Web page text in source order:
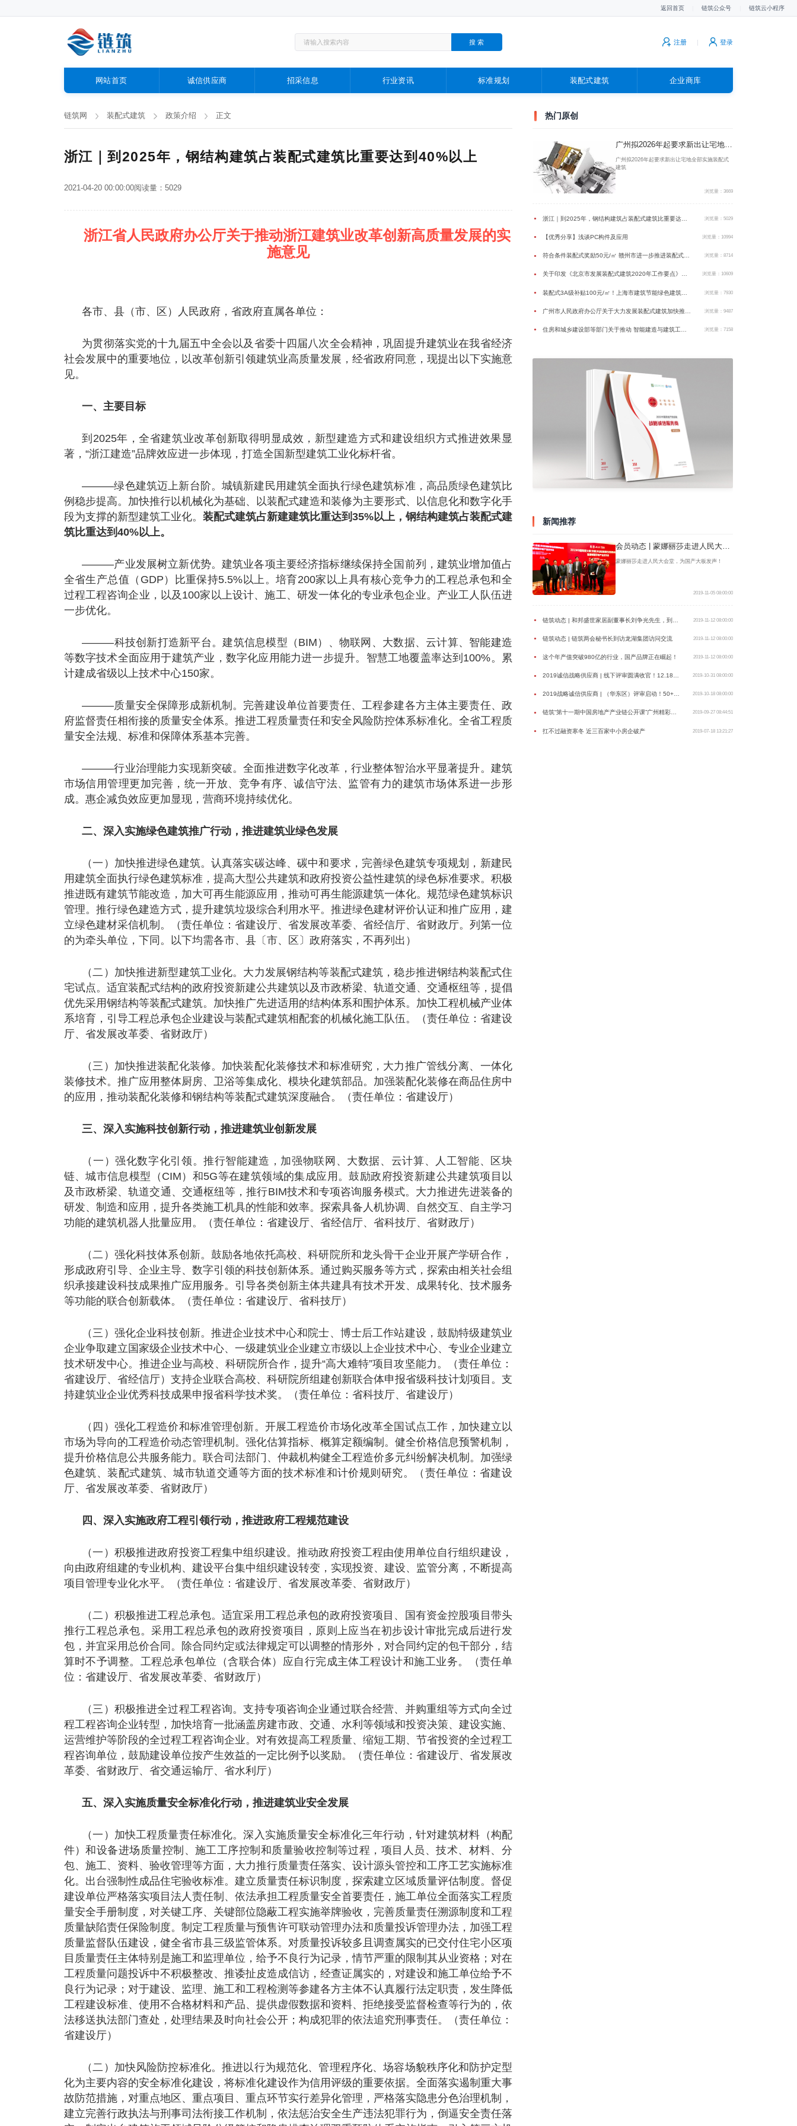
返回首页 链筑公众号 链筑云小程序
注册 | 登录
网站首页 诚信供应商 招采信息 行业资讯 标准规划 装配式建筑 企业商库
链筑网 装配式建筑 政策介绍 正文
浙江｜到2025年，钢结构建筑占装配式建筑比重要达到40%以上
2021-04-20 00:00:00阅读量：5029
浙江省人民政府办公厅关于推动浙江建筑业改革创新高质量发展的实
施意见
各市、县（市、区）人民政府，省政府直属各单位：
为贯彻落实党的十九届五中全会以及省委十四届八次全会精神，巩固提升建筑业在我省经济
社会发展中的重要地位，以改革创新引领建筑业高质量发展，经省政府同意，现提出以下实施意
见。
一、主要目标
到2025年，全省建筑业改革创新取得明显成效，新型建造方式和建设组织方式推进效果显
著，“浙江建造”品牌效应进一步体现，打造全国新型建筑工业化标杆省。
———绿色建筑迈上新台阶。城镇新建民用建筑全面执行绿色建筑标准，高品质绿色建筑比
例稳步提高。加快推行以机械化为基础、以装配式建造和装修为主要形式、以信息化和数字化手
段为支撑的新型建筑工业化。 装配式建筑占新建建筑比重达到35%以上，钢结构建筑占装配式建
筑比重达到40%以上。
———产业发展树立新优势。建筑业各项主要经济指标继续保持全国前列，建筑业增加值占
全省生产总值（GDP）比重保持5.5%以上。培育200家以上具有核心竞争力的工程总承包和全
过程工程咨询企业，以及100家以上设计、施工、研发一体化的专业承包企业。产业工人队伍进
一步优化。
———科技创新打造新平台。建筑信息模型（BIM）、物联网、大数据、云计算、智能建造
等数字技术全面应用于建筑产业，数字化应用能力进一步提升。智慧工地覆盖率达到100%。累
计建成省级以上技术中心150家。
———质量安全保障形成新机制。完善建设单位首要责任、工程参建各方主体主要责任、政
府监督责任相衔接的质量安全体系。推进工程质量责任和安全风险防控体系标准化。全省工程质
量安全法规、标准和保障体系基本完善。
———行业治理能力实现新突破。全面推进数字化改革，行业整体智治水平显著提升。建筑
市场信用管理更加完善，统一开放、竞争有序、诚信守法、监管有力的建筑市场体系进一步形
成。惠企减负效应更加显现，营商环境持续优化。
二、深入实施绿色建筑推广行动，推进建筑业绿色发展
（一）加快推进绿色建筑。认真落实碳达峰、碳中和要求，完善绿色建筑专项规划，新建民
用建筑全面执行绿色建筑标准，提高大型公共建筑和政府投资公益性建筑的绿色标准要求。积极
推进既有建筑节能改造，加大可再生能源应用，推动可再生能源建筑一体化。规范绿色建筑标识
管理。推行绿色建造方式，提升建筑垃圾综合利用水平。推进绿色建材评价认证和推广应用，建
立绿色建材采信机制。（责任单位：省建设厅、省发展改革委、省经信厅、省财政厅。列第一位
的为牵头单位，下同。以下均需各市、县〔市、区〕政府落实，不再列出）
（二）加快推进新型建筑工业化。大力发展钢结构等装配式建筑，稳步推进钢结构装配式住
宅试点。适宜装配式结构的政府投资新建公共建筑以及市政桥梁、轨道交通、交通枢纽等，提倡
优先采用钢结构等装配式建筑。加快推广先进适用的结构体系和围护体系。加快工程机械产业体
系培育，引导工程总承包企业建设与装配式建筑相配套的机械化施工队伍。（责任单位：省建设
厅、省发展改革委、省财政厅）
（三）加快推进装配化装修。加快装配化装修技术和标准研究，大力推广管线分离、一体化
装修技术。推广应用整体厨房、卫浴等集成化、模块化建筑部品。加强装配化装修在商品住房中
的应用，推动装配化装修和钢结构等装配式建筑深度融合。（责任单位：省建设厅）
三、深入实施科技创新行动，推进建筑业创新发展
（一）强化数字化引领。推行智能建造，加强物联网、大数据、云计算、人工智能、区块
链、城市信息模型（CIM）和5G等在建筑领域的集成应用。鼓励政府投资新建公共建筑项目以
及市政桥梁、轨道交通、交通枢纽等，推行BIM技术和专项咨询服务模式。大力推进先进装备的
研发、制造和应用，提升各类施工机具的性能和效率。探索具备人机协调、自然交互、自主学习
功能的建筑机器人批量应用。（责任单位：省建设厅、省经信厅、省科技厅、省财政厅）
（二）强化科技体系创新。鼓励各地依托高校、科研院所和龙头骨干企业开展产学研合作，
形成政府引导、企业主导、数字引领的科技创新体系。通过购买服务等方式，探索由相关社会组
织承接建设科技成果推广应用服务。引导各类创新主体共建具有技术开发、成果转化、技术服务
等功能的联合创新载体。（责任单位：省建设厅、省科技厅）
（三）强化企业科技创新。推进企业技术中心和院士、博士后工作站建设，鼓励特级建筑业
企业争取建立国家级企业技术中心、一级建筑业企业建立市级以上企业技术中心、专业企业建立
技术研发中心。推进企业与高校、科研院所合作，提升“高大难特”项目攻坚能力。（责任单位：
省建设厅、省经信厅）支持企业联合高校、科研院所组建创新联合体申报省级科技计划项目。支
持建筑业企业优秀科技成果申报省科学技术奖。（责任单位：省科技厅、省建设厅）
（四）强化工程造价和标准管理创新。开展工程造价市场化改革全国试点工作，加快建立以
市场为导向的工程造价动态管理机制。强化估算指标、概算定额编制。健全价格信息预警机制，
提升价格信息公共服务能力。联合司法部门、仲裁机构健全工程造价多元纠纷解决机制。加强绿
色建筑、装配式建筑、城市轨道交通等方面的技术标准和计价规则研究。（责任单位：省建设
厅、省发展改革委、省财政厅）
四、深入实施政府工程引领行动，推进政府工程规范建设
（一）积极推进政府投资工程集中组织建设。推动政府投资工程由使用单位自行组织建设，
向由政府组建的专业机构、建设平台集中组织建设转变，实现投资、建设、监管分离，不断提高
项目管理专业化水平。（责任单位：省建设厅、省发展改革委、省财政厅）
（二）积极推进工程总承包。适宜采用工程总承包的政府投资项目、国有资金控股项目带头
推行工程总承包。采用工程总承包的政府投资项目，原则上应当在初步设计审批完成后进行发
包，并宜采用总价合同。除合同约定或法律规定可以调整的情形外，对合同约定的包干部分，结
算时不予调整。工程总承包单位（含联合体）应自行完成主体工程设计和施工业务。（责任单
位：省建设厅、省发展改革委、省财政厅）
（三）积极推进全过程工程咨询。支持专项咨询企业通过联合经营、并购重组等方式向全过
程工程咨询企业转型，加快培育一批涵盖房建市政、交通、水利等领域和投资决策、建设实施、
运营维护等阶段的全过程工程咨询企业。对有效提高工程质量、缩短工期、节省投资的全过程工
程咨询单位，鼓励建设单位按产生效益的一定比例予以奖励。（责任单位：省建设厅、省发展改
革委、省财政厅、省交通运输厅、省水利厅）
五、深入实施质量安全标准化行动，推进建筑业安全发展
（一）加快工程质量责任标准化。深入实施质量安全标准化三年行动，针对建筑材料（构配
件）和设备进场质量控制、施工工序控制和质量验收控制等过程，项目人员、技术、材料、分
包、施工、资料、验收管理等方面，大力推行质量责任落实、设计源头管控和工序工艺实施标准
化。出台强制性成品住宅验收标准。建立质量责任标识制度，探索建立区域质量评估制度。督促
建设单位严格落实项目法人责任制、依法承担工程质量安全首要责任，施工单位全面落实工程质
量安全手册制度，对关键工序、关键部位隐蔽工程实施举牌验收，完善质量责任溯源制度和工程
质量缺陷责任保险制度。制定工程质量与预售许可联动管理办法和质量投诉管理办法，加强工程
质量监督队伍建设，健全省市县三级监管体系。对质量投诉较多且调查属实的已交付住宅小区项
目质量责任主体特别是施工和监理单位，给予不良行为记录，情节严重的限制其从业资格；对在
工程质量问题投诉中不积极整改、推诿扯皮造成信访，经查证属实的，对建设和施工单位给予不
良行为记录；对于建设、监理、施工和工程检测等参建各方主体不认真履行法定职责，发生降低
工程建设标准、使用不合格材料和产品、提供虚假数据和资料、拒绝接受监督检查等行为的，依
法移送执法部门查处，处理结果及时向社会公开；构成犯罪的依法追究刑事责任。（责任单位：
省建设厅）
（二）加快风险防控标准化。推进以行为规范化、管理程序化、场容场貌秩序化和防护定型
化为主要内容的安全标准化建设，将标准化建设作为信用评级的重要依据。全面落实遏制重大事
故防范措施，对重点地区、重点项目、重点环节实行差异化管理，严格落实隐患分色治理机制，
建立完善行政执法与刑事司法衔接工作机制，依法惩治安全生产违法犯罪行为，倒逼安全责任落
热门原创
广州拟2026年起要求新出让宅地全部实施装配式建筑
广州拟2026年起要求新出让宅地全部实施装配式
建筑
浏览量：3669
● 浙江｜到2025年，钢结构建筑占装配式建筑比重要达到40%以上 浏览量：5029
● 【优秀分享】浅谈PC构件及应用 浏览量：10994
● 符合条件装配式奖励50元/㎡ 赣州市进一步推进装配式建筑发展的实施意见发布 浏览量：8714
● 关于印发《北京市发展装配式建筑2020年工作要点》的通知 浏览量：10609
● 装配式3A级补贴100元/㎡！上海市建筑节能绿色建筑扶持办法和资金申报指南印发 浏览量：7930
● 广州市人民政府办公厅关于大力发展装配式建筑加快推进建筑产业现代化的实施意见 浏览量：9487
● 浏览量：7158
新闻推荐
会员动态 | 蒙娜丽莎走进人民大会堂，为国产大板发声！
蒙娜丽莎走进人民大会堂，为国产大板发声！
2019-11-05 08:00:00
● 2019-11-12 08:00:00
● 链筑动态 | 链筑两会秘书长到访龙湖集团访问交流 2019-11-12 08:00:00
● 这个年产值突破980亿的行业，国产品牌正在崛起！ 2019-11-12 08:00:00
● 2019-10-31 08:00:00
● 2019战略诚信供应商 | （华东区）评审启动！50+专家齐聚上海旭辉集团 2019-10-18 08:00:00
● 链筑“第十一期中国房地产产业链公开课”广州精彩开讲 2019-09-27 08:44:51
● 扛不过融资寒冬 近三百家中小房企破产 2019-07-18 13:21:27